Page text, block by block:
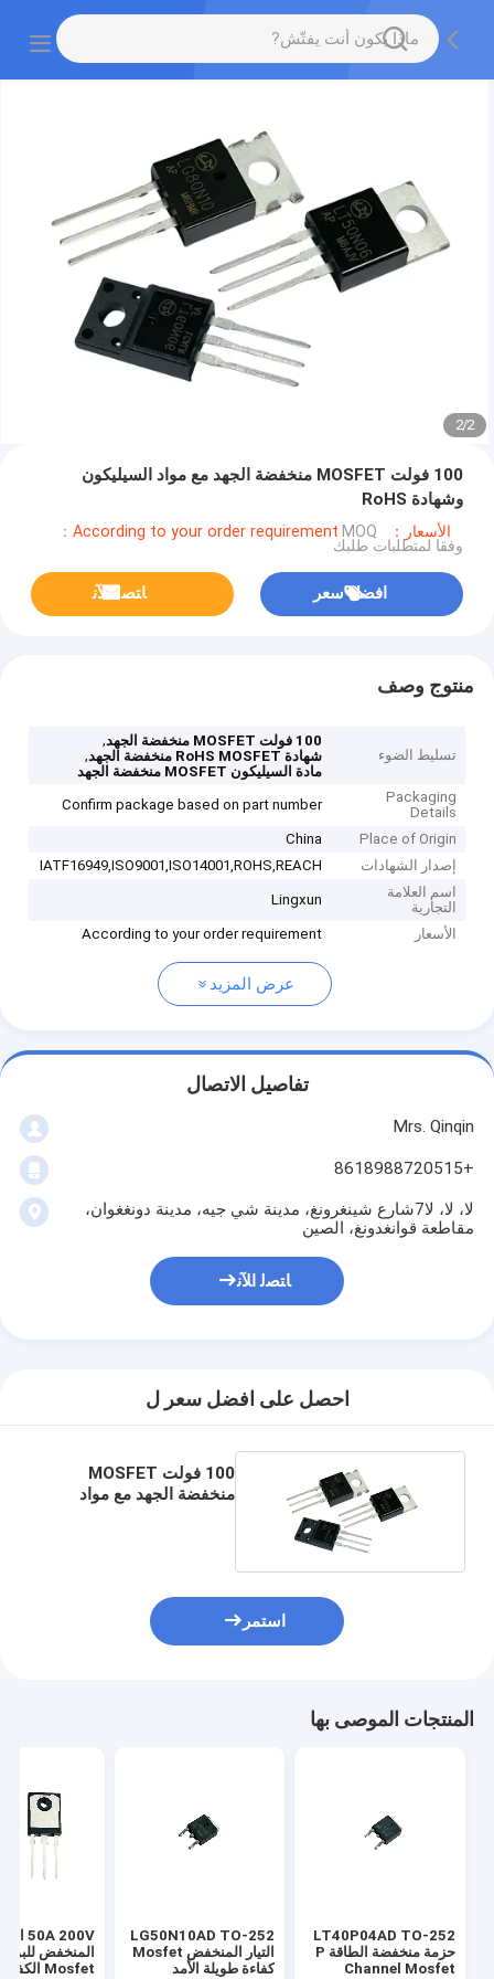
2
/
2
100 فولت MOSFET منخفضة الجهد مع مواد السيليكون
وشهادة RoHS
الأسعار：According to your order requirement MOQ：
وفقا لمتطلبات طلبك
افضل سعر ﺎﺘﺼﻟ ﺍﻶﻧ
منتوج وصف
تسليط الضوء
100 فولت MOSFET منخفضة الجهد
,
شهادة RoHS MOSFET منخفضة الجهد
,
مادة السيليكون MOSFET منخفضة الجهد
Packaging
Details
Confirm package based on part number
Place of Origin
China
إصدار الشهادات
IATF16949,ISO9001,ISO14001,ROHS,REACH
اسم العلامة
التجارية
Lingxun
الأسعار According to your order requirement
عرض المزيد
تفاصيل الاتصال
Mrs. Qinqin
+8618988720515
لا، لا، لا7شارع شينغرونغ، مدينة شي جيه، مدينة دونغغوان،
مقاطعة قوانغدونغ، الصين
ﺎﺘﺼﻟ ﺍﻶﻧ
احصل على افضل سعر ل
100 فولت MOSFET
منخفضة الجهد مع مواد
استمر
المنتجات الموصى بها
LT40P04AD TO-252
حزمة منخفضة الطاقة P
Channel Mosfet
LG50N10AD TO-252
التيار المنخفض Mosfet
كفاءة طويلة الأمد
المنخفض
Mosfet الكفاءة العالية